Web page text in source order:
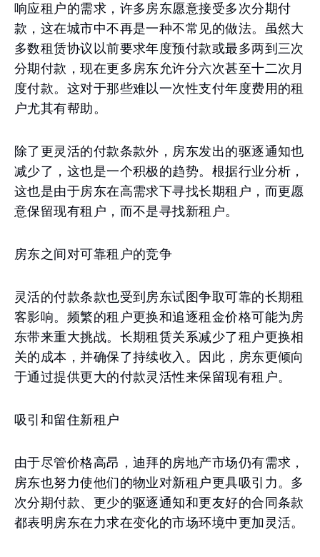
响应租户的需求，许多房东愿意接受多次分期付
款，这在城市中不再是一种不常见的做法。虽然大
多数租赁协议以前要求年度预付款或最多两到三次
分期付款，现在更多房东允许分六次甚至十二次月
度付款。这对于那些难以一次性支付年度费用的租
户尤其有帮助。
除了更灵活的付款条款外，房东发出的驱逐通知也
减少了，这也是一个积极的趋势。根据行业分析，
这也是由于房东在高需求下寻找长期租户，而更愿
意保留现有租户，而不是寻找新租户。
房东之间对可靠租户的竞争
灵活的付款条款也受到房东试图争取可靠的长期租
客影响。频繁的租户更换和追逐租金价格可能为房
东带来重大挑战。长期租赁关系减少了租户更换相
关的成本，并确保了持续收入。因此，房东更倾向
于通过提供更大的付款灵活性来保留现有租户。
吸引和留住新租户
由于尽管价格高昂，迪拜的房地产市场仍有需求，
房东也努力使他们的物业对新租户更具吸引力。多
次分期付款、更少的驱逐通知和更友好的合同条款
都表明房东在力求在变化的市场环境中更加灵活。